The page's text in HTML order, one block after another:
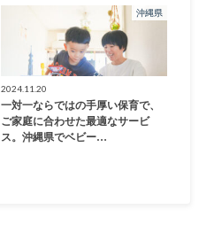
沖縄県
2024.11.20
一対一ならではの手厚い保育で、
ご家庭に合わせた最適なサービ
ス。沖縄県でベビー…